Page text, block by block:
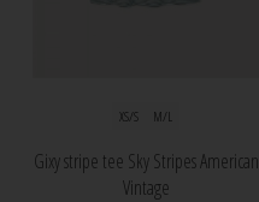
XS/S M/L
Gixy stripe tee Sky Stripes American
Vintage